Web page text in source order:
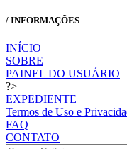
/ INFORMAÇÕES
INÍCIO
SOBRE
PAINEL DO USUÁRIO
?>
EXPEDIENTE
Termos de Uso e
FAQ
CONTATO